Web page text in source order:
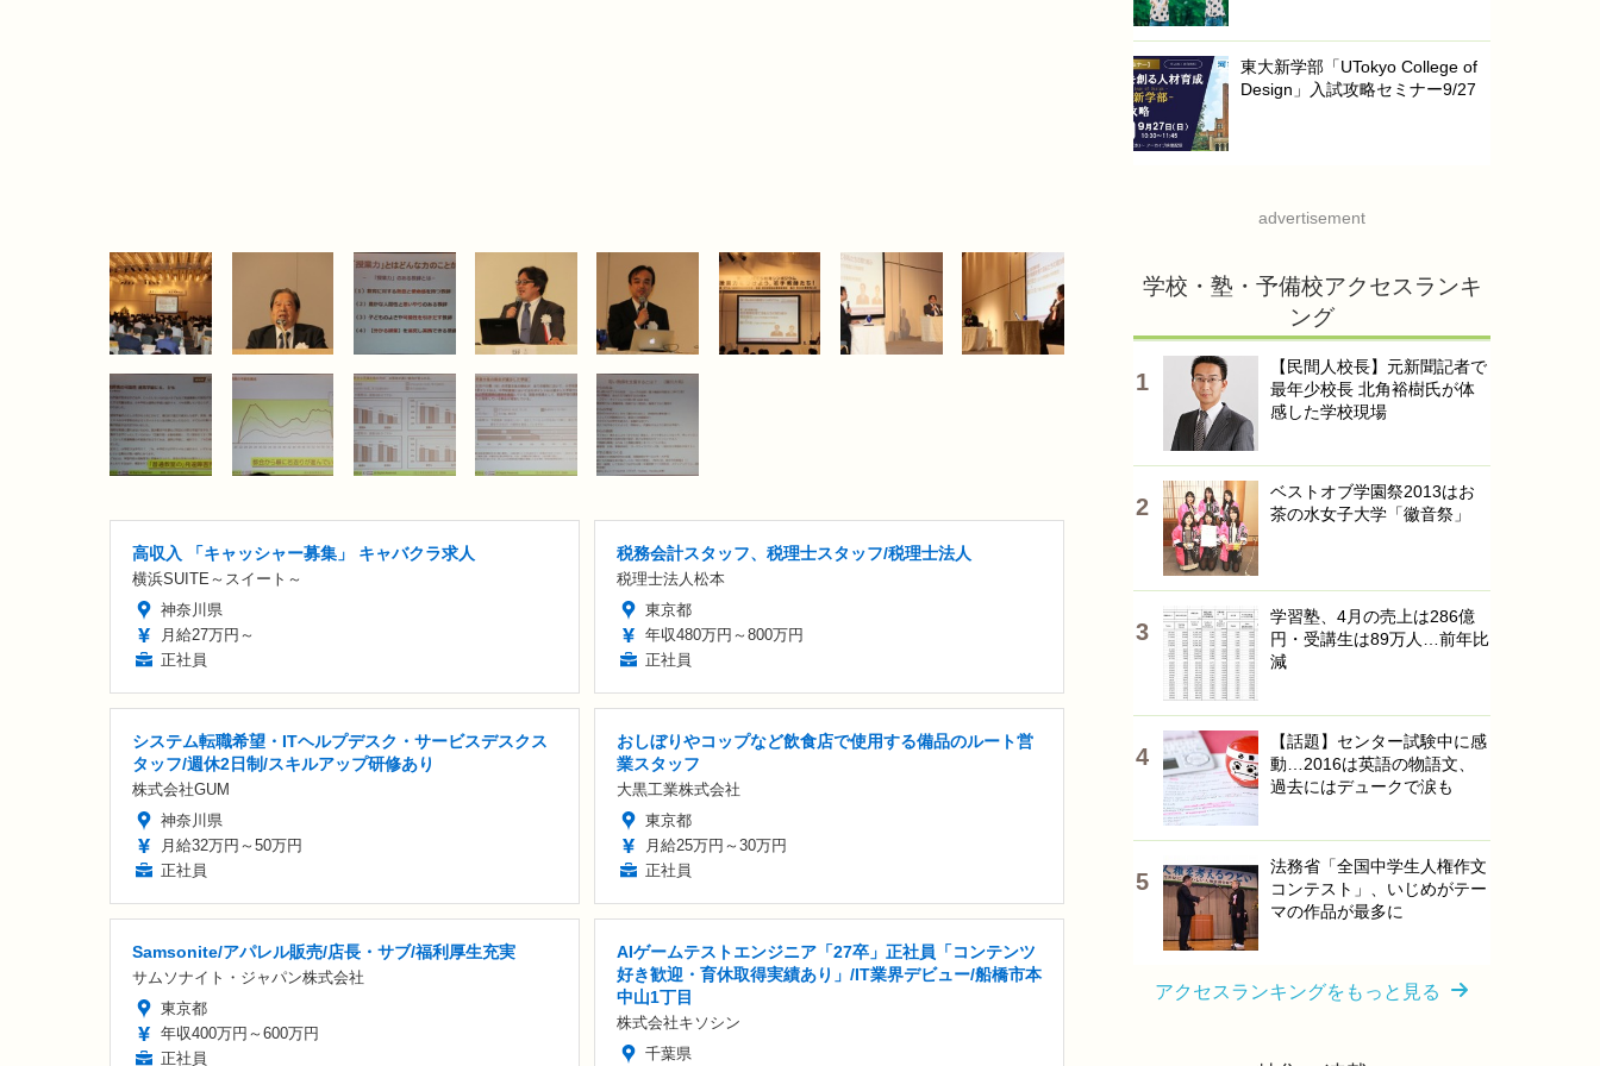
高収入 「キャッシャー募集」 キャバクラ求人
横浜SUITE～スイート～
神奈川県
月給27万円～
正社員
税務会計スタッフ、税理士スタッフ/税理士法人
税理士法人松本
東京都
年収480万円～800万円
正社員
システム転職希望・ITヘルプデスク・サービスデスクス
タッフ/週休2日制/スキルアップ研修あり
株式会社GUM
神奈川県
月給32万円～50万円
正社員
おしぼりやコップなど飲食店で使用する備品のルート営
業スタッフ
大黒工業株式会社
東京都
月給25万円～30万円
正社員
Samsonite/アパレル販売/店長・サブ/福利厚生充実
サムソナイト・ジャパン株式会社
東京都
年収400万円～600万円
正社員
AIゲームテストエンジニア「27卒」正社員「コンテンツ
好き歓迎・育休取得実績あり」/IT業界デビュー/船橋市本
中山1丁目
株式会社キソシン
千葉県
東大新学部「UTokyo College of
Design」入試攻略セミナー9/27
advertisement
学校・塾・予備校アクセスランキ
ング
【民間人校長】元新聞記者で
最年少校長 北角裕樹氏が体
感した学校現場
ベストオブ学園祭2013はお
茶の水女子大学「徽音祭」
学習塾、4月の売上は286億
円・受講生は89万人…前年比
減
【話題】センター試験中に感
動…2016は英語の物語文、
過去にはデュークで涙も
法務省「全国中学生人権作文
コンテスト」、いじめがテー
マの作品が最多に
アクセスランキングをもっと見る